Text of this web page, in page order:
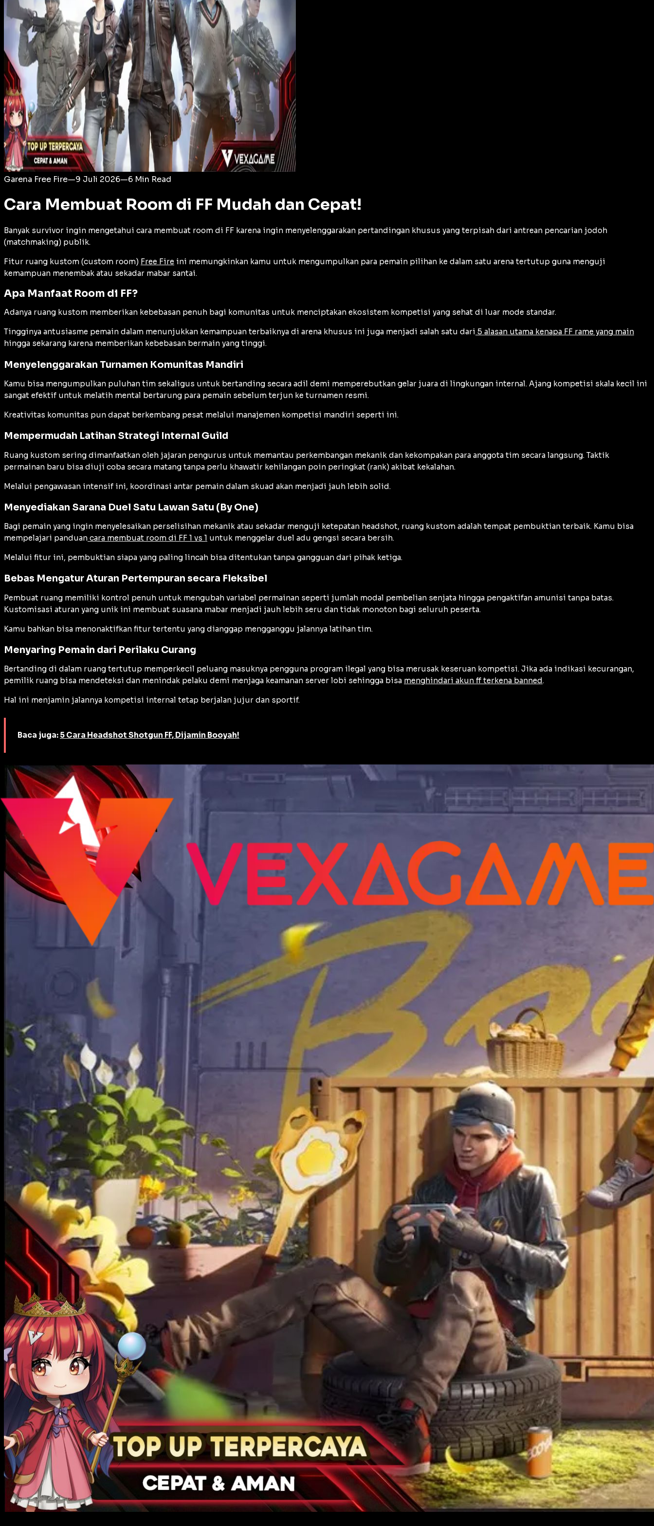
Garena Free Fire—9 Juli 2026—6 Min Read
Cara Membuat Room di FF Mudah dan Cepat!
Banyak survivor ingin mengetahui cara membuat room di FF karena ingin menyelenggarakan pertandingan khusus yang terpisah dari antrean pencarian jodoh
(matchmaking) publik.
Fitur ruang kustom (custom room) Free Fire ini memungkinkan kamu untuk mengumpulkan para pemain pilihan ke dalam satu arena tertutup guna menguji
kemampuan menembak atau sekadar mabar santai.
Apa Manfaat Room di FF?
Adanya ruang kustom memberikan kebebasan penuh bagi komunitas untuk menciptakan ekosistem kompetisi yang sehat di luar mode standar.
Tingginya antusiasme pemain dalam menunjukkan kemampuan terbaiknya di arena khusus ini juga menjadi salah satu dari 5 alasan utama kenapa FF rame yang main
hingga sekarang karena memberikan kebebasan bermain yang tinggi.
Menyelenggarakan Turnamen Komunitas Mandiri
Kamu bisa mengumpulkan puluhan tim sekaligus untuk bertanding secara adil demi memperebutkan gelar juara di lingkungan internal. Ajang kompetisi skala kecil ini
sangat efektif untuk melatih mental bertarung para pemain sebelum terjun ke turnamen resmi.
Kreativitas komunitas pun dapat berkembang pesat melalui manajemen kompetisi mandiri seperti ini.
Mempermudah Latihan Strategi Internal Guild
Ruang kustom sering dimanfaatkan oleh jajaran pengurus untuk memantau perkembangan mekanik dan kekompakan para anggota tim secara langsung. Taktik
permainan baru bisa diuji coba secara matang tanpa perlu khawatir kehilangan poin peringkat (rank) akibat kekalahan.
Melalui pengawasan intensif ini, koordinasi antar pemain dalam skuad akan menjadi jauh lebih solid.
Menyediakan Sarana Duel Satu Lawan Satu (By One)
Bagi pemain yang ingin menyelesaikan perselisihan mekanik atau sekadar menguji ketepatan headshot, ruang kustom adalah tempat pembuktian terbaik. Kamu bisa
mempelajari panduan cara membuat room di FF 1 vs 1 untuk menggelar duel adu gengsi secara bersih.
Melalui fitur ini, pembuktian siapa yang paling lincah bisa ditentukan tanpa gangguan dari pihak ketiga.
Bebas Mengatur Aturan Pertempuran secara Fleksibel
Pembuat ruang memiliki kontrol penuh untuk mengubah variabel permainan seperti jumlah modal pembelian senjata hingga pengaktifan amunisi tanpa batas.
Kustomisasi aturan yang unik ini membuat suasana mabar menjadi jauh lebih seru dan tidak monoton bagi seluruh peserta.
Kamu bahkan bisa menonaktifkan fitur tertentu yang dianggap mengganggu jalannya latihan tim.
Menyaring Pemain dari Perilaku Curang
Bertanding di dalam ruang tertutup memperkecil peluang masuknya pengguna program ilegal yang bisa merusak keseruan kompetisi. Jika ada indikasi kecurangan,
pemilik ruang bisa mendeteksi dan menindak pelaku demi menjaga keamanan server lobi sehingga bisa menghindari akun ff terkena banned.
Hal ini menjamin jalannya kompetisi internal tetap berjalan jujur dan sportif.
Baca juga: 5 Cara Headshot Shotgun FF, Dijamin Booyah!